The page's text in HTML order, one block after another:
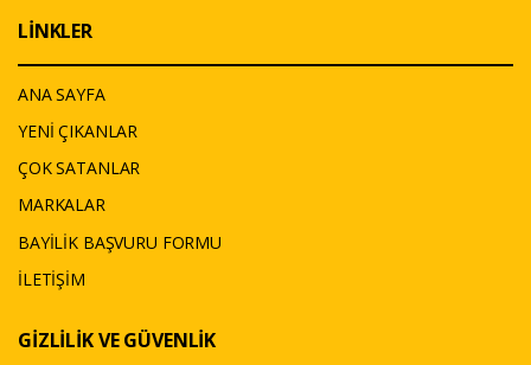
LİNKLER
ANA SAYFA
YENİ ÇIKANLAR
ÇOK SATANLAR
MARKALAR
BAYİLİK BAŞVURU FORMU
İLETİŞİM
GİZLİLİK VE GÜVENLİK